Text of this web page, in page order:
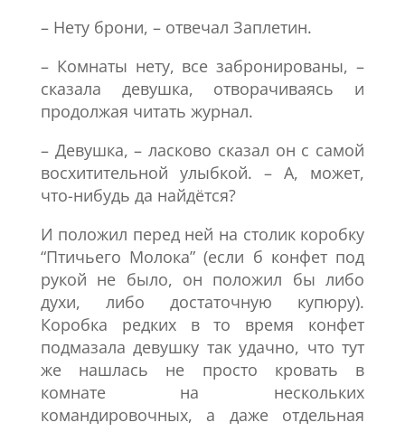
– Нету брони, – отвечал Заплетин.
– Комнаты нету, все забронированы, –
сказала девушка, отворачиваясь и
продолжая читать журнал.
– Девушка, – ласково сказал он с самой
восхитительной улыбкой. – А, может,
что-нибудь да найдётся?
И положил перед ней на столик коробку
“Птичьего Молока” (если б конфет под
рукой не было, он положил бы либо
духи, либо достаточную купюру).
Коробка редких в то время конфет
подмазала девушку так удачно, что тут
же нашлась не просто кровать в
комнате на нескольких
командировочных, а даже отдельная